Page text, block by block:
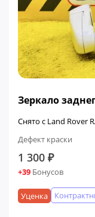
Зеркало
Снято с Land Rover
Дефект краски
1 300 ₽
+39 Бонусов
Уценка